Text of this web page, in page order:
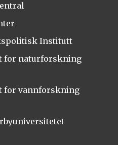
Institutt
for naturforskning
for vannforskning